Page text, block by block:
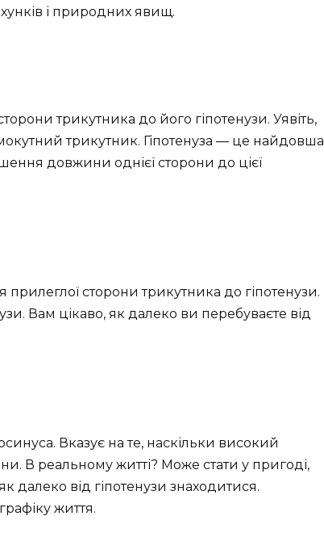
і природних явищ.
трикутника до його гіпотенузи. Уявіть,
трикутник. Гіпотенуза — це найдовша
довжини однієї сторони до цієї
сторони трикутника до гіпотенузи.
Вам цікаво, як далеко ви перебуваєте від
Вказує на те, наскільки високий
В реальному житті? Може стати у пригоді,
далеко від гіпотенузи знаходитися.
життя.